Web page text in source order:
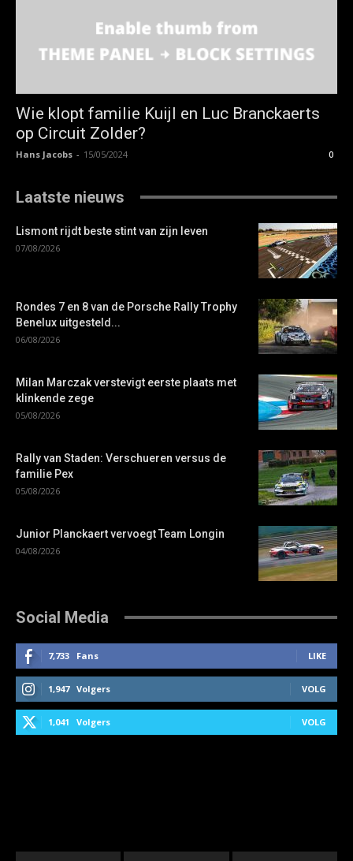
Wie klopt familie Kuijl en Luc Branckaerts
op Circuit Zolder?
Hans Jacobs - 15/05/2024 0
Laatste nieuws
Lismont rijdt beste stint van zijn leven
07/08/2026
Rondes 7 en 8 van de Porsche Rally Trophy
Benelux uitgesteld...
06/08/2026
Milan Marczak verstevigt eerste plaats met
klinkende zege
05/08/2026
Rally van Staden: Verschueren versus de
familie Pex
05/08/2026
Junior Planckaert vervoegt Team Longin
04/08/2026
Social Media
7,733 Fans LIKE
1,947 Volgers VOLG
1,041 Volgers VOLG